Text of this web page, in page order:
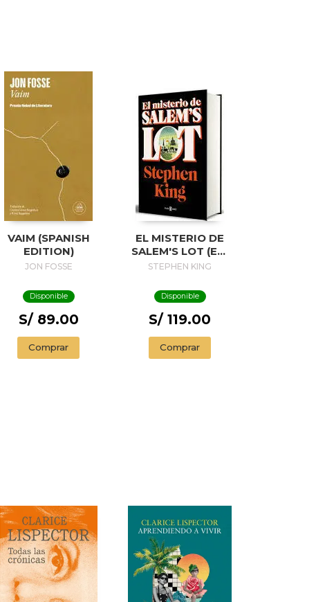
VAIM (SPANISH
EDITION)
JON FOSSE
Disponible
S/ 89.00
Comprar
EL MISTERIO DE
SALEM'S LOT (ED.
50 ANIVERSARIO) /
STEPHEN KING
Disponible
S/ 119.00
Comprar